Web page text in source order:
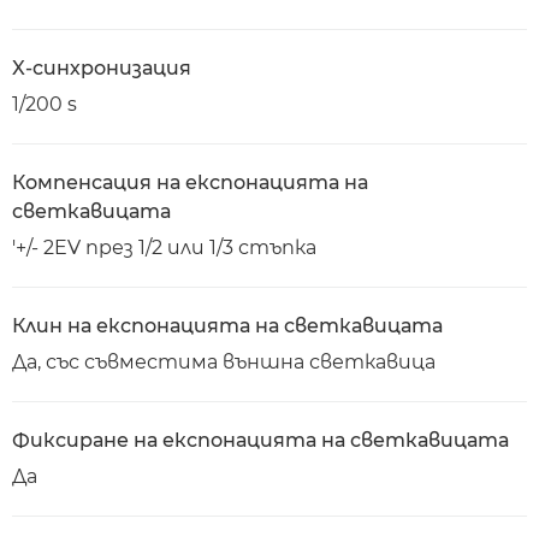
X-синхронизация
1/200 s
Компенсация на експонацията на
светкавицата
'+/- 2EV през 1/2 или 1/3 стъпка
Клин на експонацията на светкавицата
Да, със съвместима външна светкавица
Фиксиране на експонацията на светкавицата
Да